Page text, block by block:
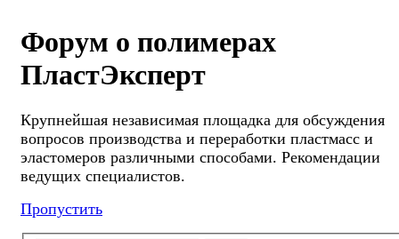
Форум о полимерах
ПластЭксперт
Крупнейшая независимая площадка для обсуждения
вопросов производства и переработки пластмасс и
эластомеров различными способами. Рекомендации
ведущих специалистов.
Пропустить